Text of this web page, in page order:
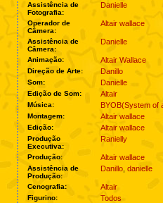
Assistência de
Fotografia:
Danielle
Operador de
Câmera:
Altair wallace
Assistência de
Câmera:
Danielle
Animação: Altair Wallace
Direção de Arte: Danillo
Som: Danielle
Edição de Som: Altair
Música: BYOB(System of
Montagem: Altair wallace
Edição: Altair wallace
Produção
Executiva:
Ranielly
Produção: Altair wallace
Assistência de
Produção:
Danillo danielle
Cenografia: Altair
Figurino: Todos